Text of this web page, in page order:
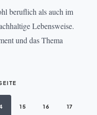
beruflich als auch im
Lebensweise.
und das Thema
15 16 17